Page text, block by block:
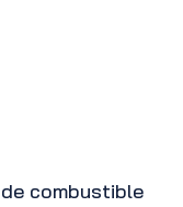
combustible